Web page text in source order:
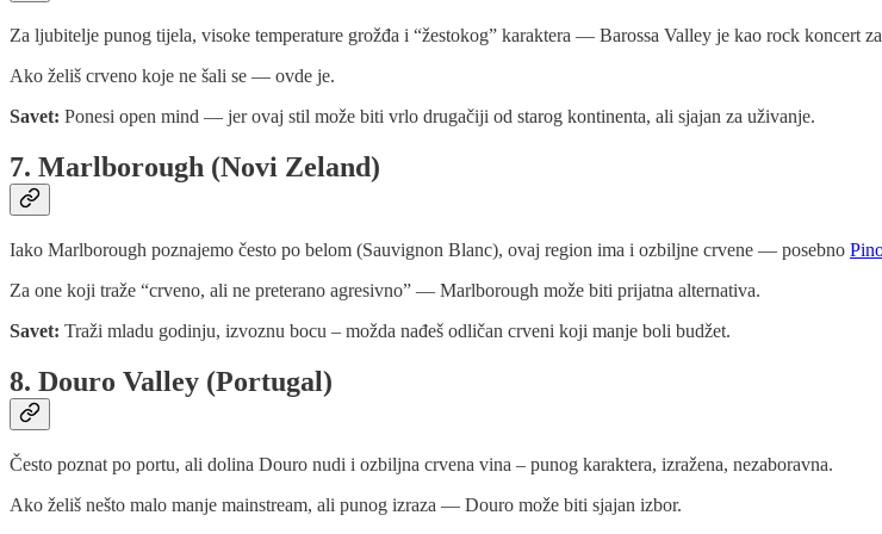
Za ljubitelje punog tijela, visoke temperature grožđa i “žestokog” karaktera — Barossa Valley je kao rock koncert
Ako želiš crveno koje ne šali se — ovde je.
Savet: Ponesi open mind — jer ovaj stil može biti vrlo drugačiji od starog kontinenta, ali sjajan za uživanje.
7. Marlborough (Novi Zeland)
Iako Marlborough poznajemo često po belom (Sauvignon Blanc), ovaj region ima i ozbiljne crvene — posebno
Za one koji traže “crveno, ali ne preterano agresivno” — Marlborough može biti prijatna alternativa.
Savet: Traži mladu godinju, izvoznu bocu – možda nađeš odličan crveni koji manje boli budžet.
8. Douro Valley (Portugal)
Često poznat po portu, ali dolina Douro nudi i ozbiljna crvena vina – punog karaktera, izražena, nezaboravna.
Ako želiš nešto malo manje mainstream, ali punog izraza — Douro može biti sjajan izbor.